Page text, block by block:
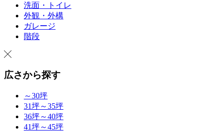
洗面・トイレ
外観・外構
ガレージ
階段
広さから探す
～30坪
31坪～35坪
36坪～40坪
41坪～45坪